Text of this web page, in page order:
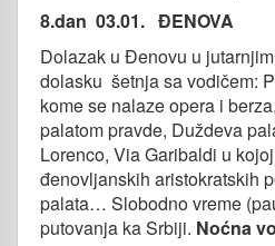
8.dan 03.01. ĐENOVA
Dolazak u Đenovu u
dolasku šetnja sa vodičem:
kome se nalaze opera i
palatom pravde, Duždeva
Lorenco, Via Garibaldi u
đenovljanskih aristokratskih
palata… Slobodno vreme
putovanja ka Srbiji. Noćna